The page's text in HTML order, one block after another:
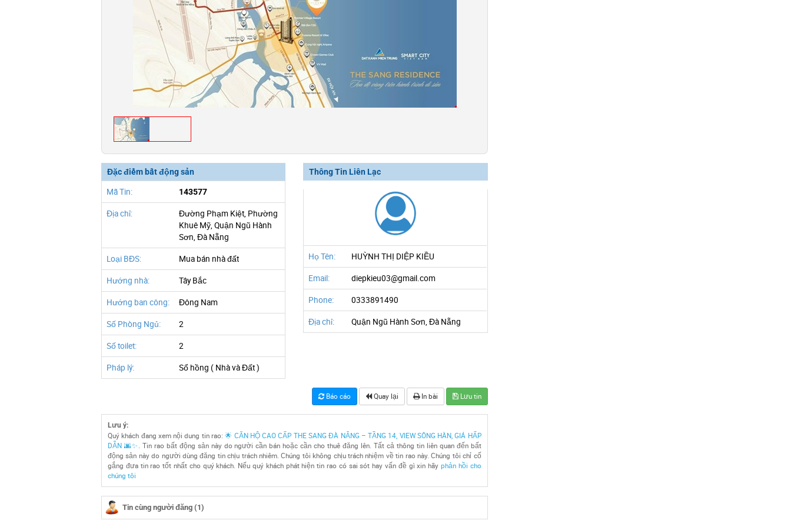
Đặc điểm bất động sản
Mã Tin: 143577
Địa chỉ:
Đường Phạm Kiệt, Phường
Khuê Mỹ, Quận Ngũ Hành
Sơn, Đà Nẵng
Loại BĐS: Mua bán nhà đất
Hướng nhà: Tây Bắc
Hướng ban công: Đông Nam
Số Phòng Ngủ: 2
Số toilet: 2
Pháp lý: Sổ hồng ( Nhà và Đất )
Thông Tin Liên Lạc
Họ Tên: HUỲNH THỊ DIỆP KIỀU
Email: diepkieu03@gmail.com
Phone: 0333891490
Địa chỉ: Quận Ngũ Hành Sơn, Đà Nẵng
Báo cáo Quay lại In bài Lưu tin
Lưu ý:
Quý khách đang xem nội dung tin rao:🌟 CĂN HỘ CAO CẤP THE SANG ĐÀ NẴNG – TẦNG 14, VIEW SÔNG HÀN, GIÁ HẤP
DẪN 🌆✨ . Tin rao bất động sản này do người cần bán hoặc cần cho thuê đăng lên. Tất cả thông tin liên quan đến bất
động sản này do người dùng đăng tin chịu trách nhiêm. Chúng tôi không chịu trách nhiệm về tin rao này. Chúng tôi chỉ cố
gắng đưa tin rao tốt nhất cho quý khách. Nếu quý khách phát hiện tin rao có sai sót hay vấn đề gì xin hãyphản hồi cho
chúng tôi
Tin cùng người đăng (1)